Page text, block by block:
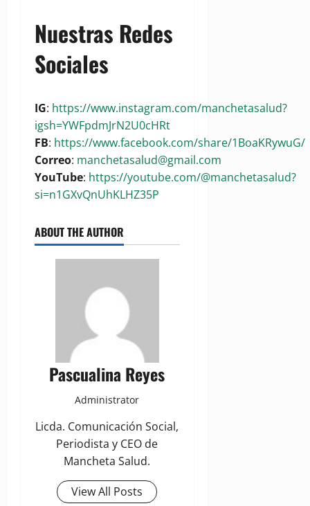
Nuestras Redes
Sociales
IG: https://www.instagram.com/manchetasalud?
igsh=YWFpdmJrN2U0cHRt
FB: https://www.facebook.com/share/1BoaKRywuG/
Correo: manchetasalud@gmail.com
YouTube: https://youtube.com/@manchetasalud?
si=n1GXvQnUhKLHZ35P
ABOUT THE AUTHOR
Pascualina Reyes
Administrator
Licda. Comunicación Social,
Periodista y CEO de
Mancheta Salud.
View All Posts